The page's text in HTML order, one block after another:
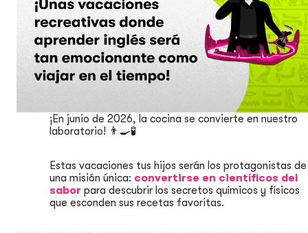
¡En junio de 2026, la cocina se convierte en nuestro
laboratorio! 👨‍🍳🧪
Estas vacaciones tus hijos serán los protagonistas de
una misión única: convertirse en científicos del
sabor para descubrir los secretos químicos y físicos
que esconden sus recetas favoritas.